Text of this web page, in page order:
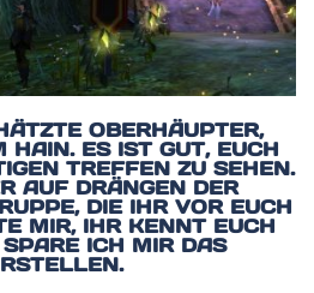
OBERHÄUPTER,
ES IST GUT, EUCH
TREFFEN ZU SEHEN.
AUF DRÄNGEN DER
DIE IHR VOR EUCH
MIR, IHR KENNT EUCH
ICH MIR DAS